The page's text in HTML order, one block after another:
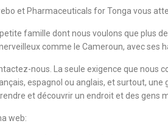
et Pharmaceuticals for Tonga vous
famille dont nous voulons que plus
comme le Cameroun, avec ses
nous. La seule exigence que nous
espagnol ou anglais, et surtout,
et découvrir un endroit et des gens
web: